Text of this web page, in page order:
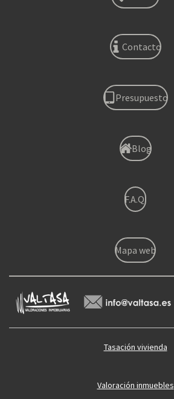
Contacto
Presupuesto
Blog
F.A.Q.
Mapa web
Tasación vivienda
Valoración inmuebles